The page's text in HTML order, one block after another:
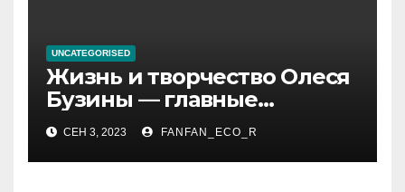
UNCATEGORISED
Жизнь и творчество Олеся
Бузины — главные
события, достижения и
интересные факты из
личной жизни
СЕН 3, 2023 FANFAN_ECO_R